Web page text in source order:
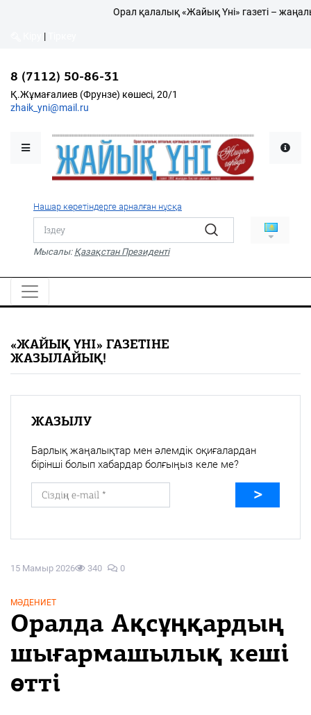
Қалалықтар қаперіне
Қоғам
Дені сау ұлт
Спорт
Жалын
PDF
«Жайық үні» — 33 жыл
Каталог
Қ.Жұмағалиев (Фрунзе)
Орал қалалық «Жайық Үні» газеті –
|
8 (7112) 50-86-31
Қ.Жұмағалиев (Фрунзе) көшесі, 20/1
zhaik_yni@mail.ru
Нашар көретіндерге арналған нұсқа
Мысалы: Қазақстан Президенті
15 Мамыр 2026 340 0
МӘДЕНИЕТ
Оралда Ақсұңқардың
шығармашылық кеші
өтті
«ЖАЙЫҚ ҮНІ» ГАЗЕТІНЕ
ЖАЗЫЛАЙЫҚ!
ЖАЗЫЛУ
Барлық жаңалықтар мен әлемдік оқиғалардан
бірінші болып хабардар болғыңыз келе ме?